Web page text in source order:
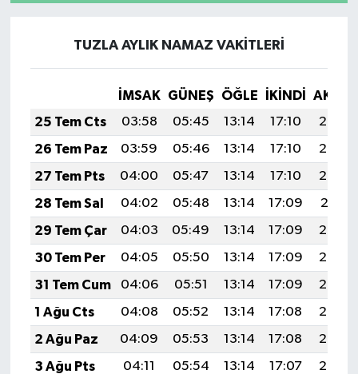
TUZLA AYLIK NAMAZ VAKITLERI
İMSAK GÜNEŞ ÖĞLE İKINDI
25 Tem Cts
03:58 05:45 13:14 17:10
20:33
26 Tem Paz
03:59 05:46 13:14 17:10
20:32
27 Tem Pts
04:00 05:47 13:14 17:10
20:32
28 Tem Sal
04:02 05:48 13:14 17:09
20:31
29 Tem Çar
04:03 05:49 13:14 17:09
20:30
30 Tem Per
04:05 05:50 13:14 17:09
20:29
31 Tem Cum
04:06 05:51 13:14 17:09
20:28
1 Ağu Cts
04:08 05:52 13:14 17:08
20:26
2 Ağu Paz
04:09 05:53 13:14 17:08
20:25
3 Ağu Pts
04:11 05:54 13:14 17:07
20:24